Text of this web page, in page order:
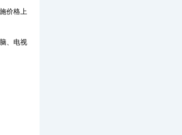
价格上
、电视